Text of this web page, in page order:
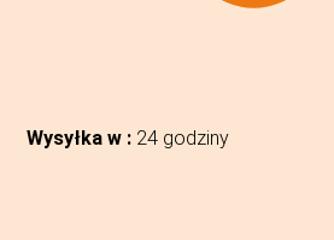
Wysyłka w : 24 godziny